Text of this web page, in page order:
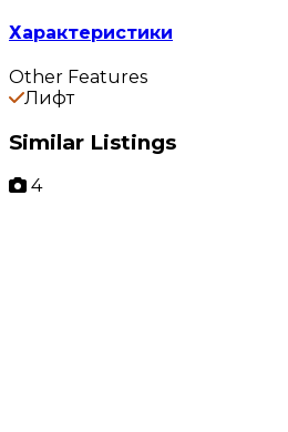
Характеристики
Other Features
Лифт
Similar Listings
4